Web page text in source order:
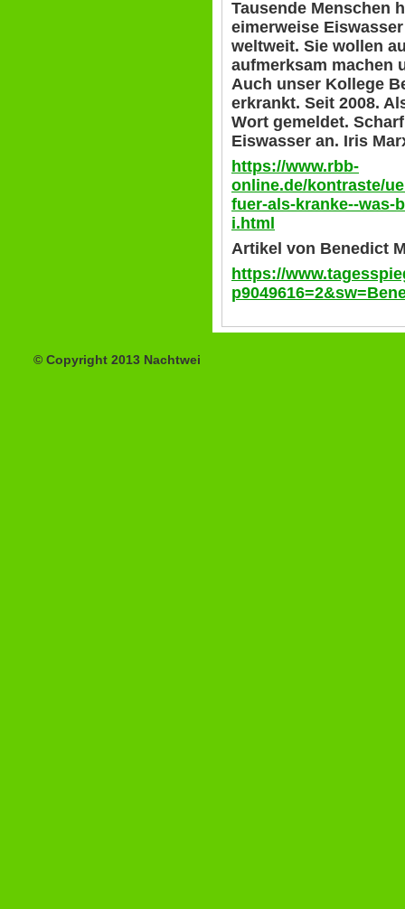
Tausende Menschen
eimerweise
weltweit. Sie wollen
aufmerksam machen
Auch unser Kollege
erkrankt. Seit 2008.
Wort gemeldet.
Eiswasser an. Iris
https://www.rbb-
online.de/kontraste/
fuer-als-kranke--was-
i.html
Artikel von Benedict
https://
© Copyright 2013 Nachtwei